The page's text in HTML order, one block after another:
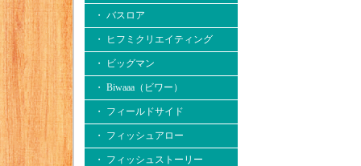
・ バスロア
・ ヒフミクリエイティング
・ ビッグマン
・ Biwaaa（ビワー）
・ フィールドサイド
・ フィッシュアロー
・ フィッシュストーリー